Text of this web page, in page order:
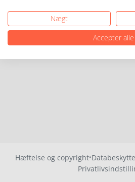
Hæftelse og copyright·
Nægt
Accepter alle